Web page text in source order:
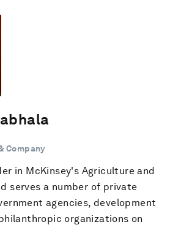
Company
in McKinsey's Agriculture and
serves a number of private
agencies, development
organizations on